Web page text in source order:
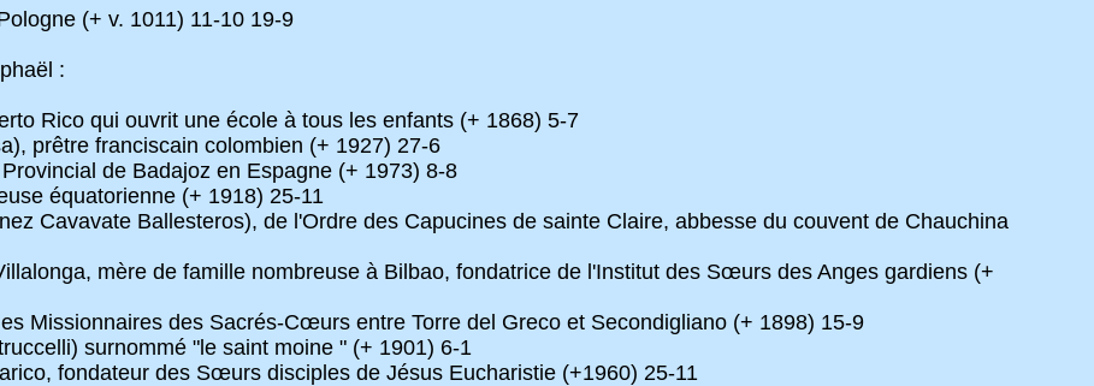
(+ v. 1011) 11-10 19-9
:
Rico qui ouvrit une école à tous les enfants (+ 1868) 5-7
prêtre franciscain colombien (+ 1927) 27-6
de Badajoz en Espagne (+ 1973) 8-8
équatorienne (+ 1918) 25-11
Cavavate Ballesteros), de l'Ordre des Capucines de sainte Claire, abbesse du couvent de Chauchina
mère de famille nombreuse à Bilbao, fondatrice de l'Institut des Sœurs des Anges gardiens (+
Missionnaires des Sacrés-Cœurs entre Torre del Greco et Secondigliano (+ 1898) 15-9
surnommé "le saint moine " (+ 1901) 6-1
fondateur des Sœurs disciples de Jésus Eucharistie (+1960) 25-11